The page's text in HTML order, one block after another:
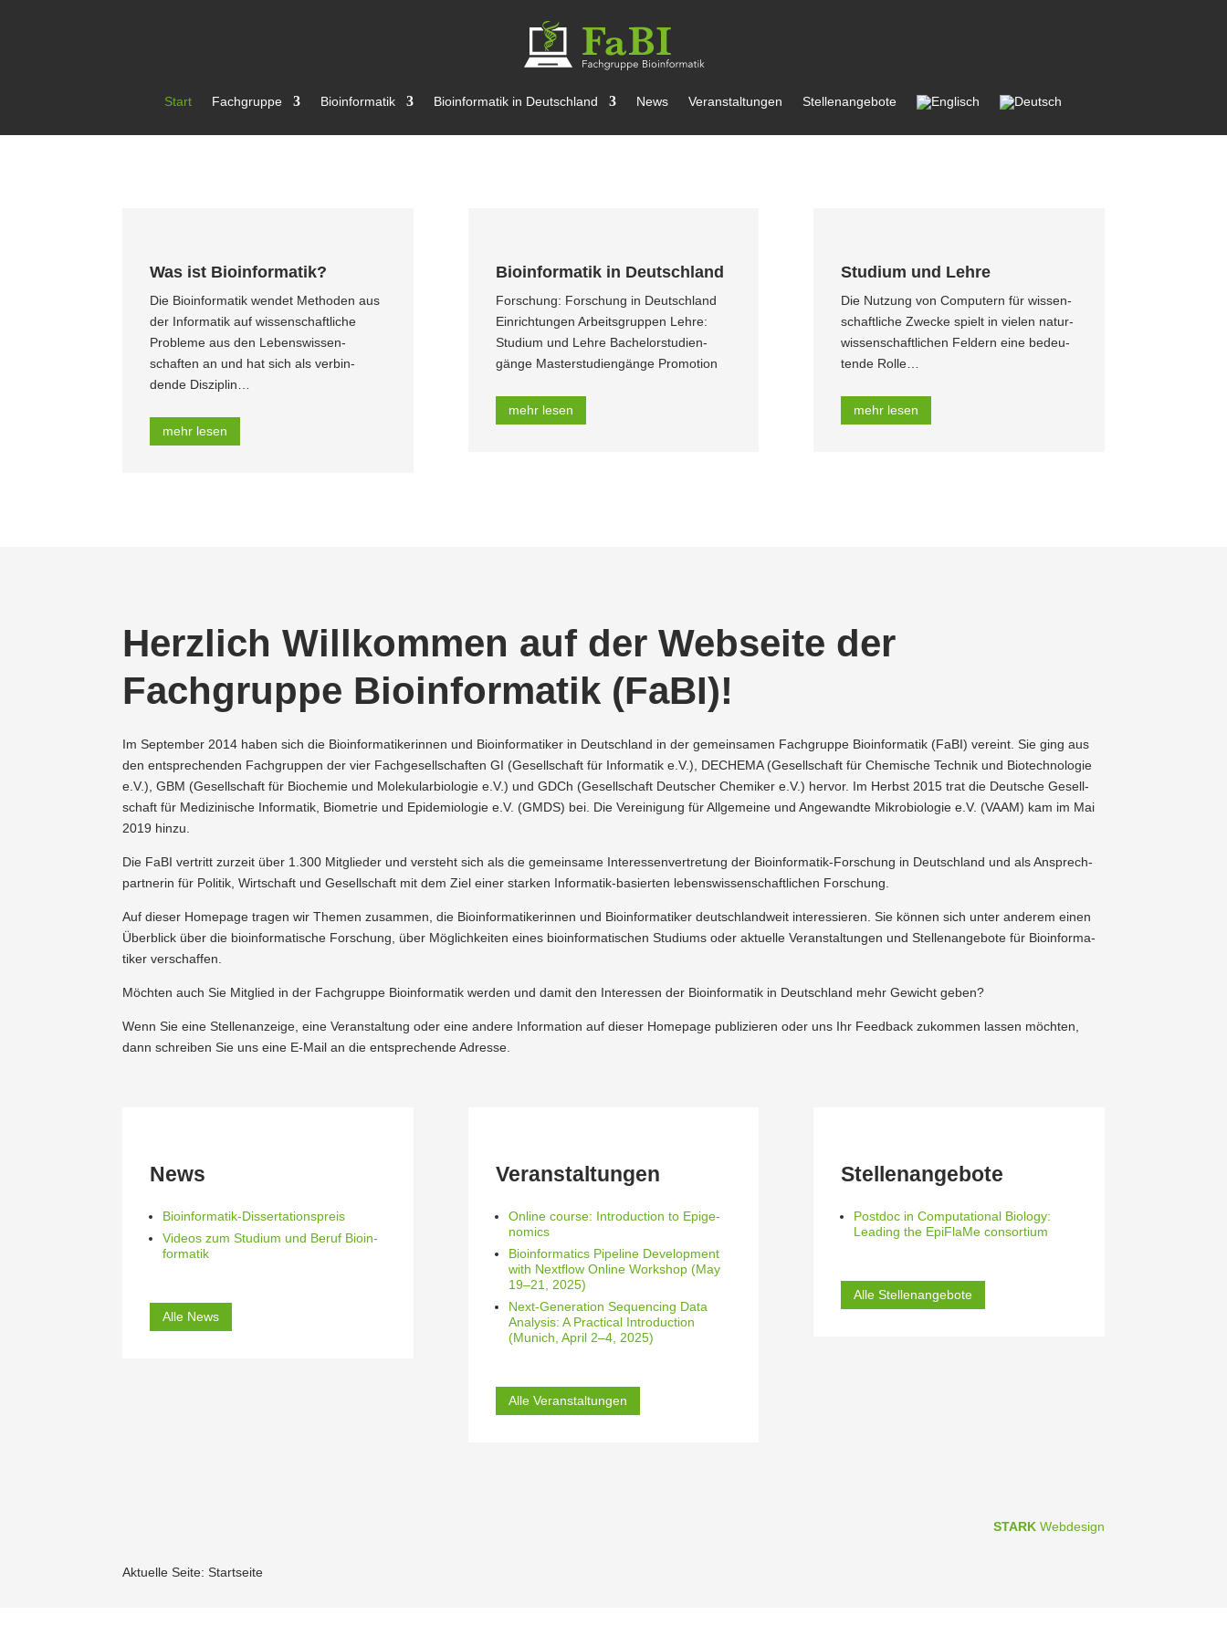
Start Fachgruppe Bioin­for­matik Bioin­for­matik in Deutschland News Veran­stal­tungen Stellen­an­gebote
Was ist Bioin­for­matik?
Die Bioin­for­matik wendet Methoden aus
der Infor­matik auf wissen­schaft­liche
Probleme aus den Lebens­wis­sen­
schaften an und hat sich als verbin­
dende Disziplin…
mehr lesen
Bioin­for­matik in Deutschland
Forschung: Forschung in Deutschland
Einrich­tungen Arbeits­gruppen Lehre:
Studium und Lehre Bache­lor­stu­di­en­
gänge Master­stu­di­en­gänge Promotion
mehr lesen
Studium und Lehre
Die Nutzung von Computern für wissen­
schaft­liche Zwecke spielt in vielen natur­
wis­sen­schaft­lichen Feldern eine bedeu­
tende Rolle…
mehr lesen
Herzlich Willkommen auf der Webseite der
Fachgruppe Bioin­for­matik (FaBI)!
Im September 2014 haben sich die Bioin­for­ma­ti­ke­rinnen und Bioin­for­ma­tiker in Deutschland in der gemein­samen Fachgruppe Bioin­for­matik (FaBI) vereint. Sie ging aus
den entspre­chenden Fachgruppen der vier Fachge­sell­schaften GI (Gesell­schaft für Infor­matik e.V.), DECHEMA (Gesell­schaft für Chemische Technik und Biotech­no­logie
e.V.), GBM (Gesell­schaft für Biochemie und Moleku­lar­bio­logie e.V.) und GDCh (Gesell­schaft Deutscher Chemiker e.V.) hervor. Im Herbst 2015 trat die Deutsche Gesell­
schaft für Medizi­nische Infor­matik, Biometrie und Epide­mio­logie e.V. (GMDS) bei. Die Verei­nigung für Allge­meine und Angewandte Mikro­bio­logie e.V. (VAAM) kam im Mai
2019 hinzu.
Die FaBI vertritt zurzeit über 1.300 Mitglieder und versteht sich als die gemeinsame Inter­es­sen­ver­tretung der Bioin­for­matik-Forschung in Deutschland und als Ansprech­
part­nerin für Politik, Wirtschaft und Gesell­schaft mit dem Ziel einer starken Infor­matik-basierten lebens­wis­sen­schaft­lichen Forschung.
Auf dieser Homepage tragen wir Themen zusammen, die Bioin­for­ma­ti­ke­rinnen und Bioin­for­ma­tiker deutsch­landweit inter­es­sieren. Sie können sich unter anderem einen
Überblick über die bioin­for­ma­tische Forschung, über Möglich­keiten eines bioin­for­ma­ti­schen Studiums oder aktuelle Veran­stal­tungen und Stellen­an­gebote für Bioin­for­ma­
tiker verschaffen.
Möchten auch Sie Mitglied in der Fachgruppe Bioin­for­matik werden und damit den Inter­essen der Bioin­for­matik in Deutschland mehr Gewicht geben?
Wenn Sie eine Stellen­an­zeige, eine Veran­staltung oder eine andere Infor­mation auf dieser Homepage publi­zieren oder uns Ihr Feedback zukommen lassen möchten,
dann schreiben Sie uns eine E‑Mail an die entspre­chende Adresse.
News
Bioin­­­­­for­­­matik-Disser­­­ta­­­ti­ons­­­preis
Videos zum Studium und Beruf Bioin­
for­matik
Alle News
Veran­stal­tungen
Online course: Intro­duction to Epige­
nomics
Bioin­for­matics Pipeline Develo­pment
with Nextflow Online Workshop (May
19–21, 2025)
Next-Generation Sequencing Data
Analysis: A Practical Intro­duction
(Munich, April 2–4, 2025)
Alle Veran­stal­tungen
Stellen­an­gebote
Postdoc in Compu­ta­tional Biology:
Leading the EpiFlaMe consortium
Alle Stellen­an­gebote
STARKWebdesign
Aktuelle Seite:Startseite